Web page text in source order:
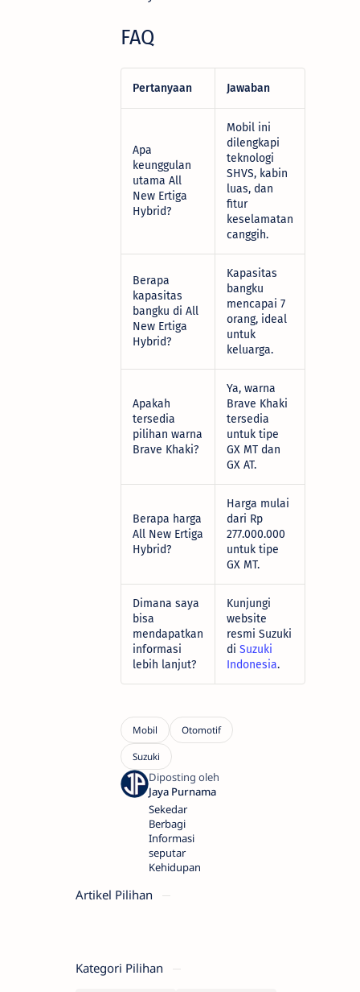
FAQ
Pertanyaan Jawaban
Apa
keunggulan
utama All
New Ertiga
Hybrid?
Mobil ini
dilengkapi
teknologi
SHVS, kabin
luas, dan
fitur
keselamatan
canggih.
Berapa
kapasitas
bangku di All
New Ertiga
Hybrid?
Kapasitas
bangku
mencapai 7
orang, ideal
untuk
keluarga.
Apakah
tersedia
pilihan warna
Brave Khaki?
Ya, warna
Brave Khaki
tersedia
untuk tipe
GX MT dan
GX AT.
Berapa harga
All New Ertiga
Hybrid?
Harga mulai
dari Rp
277.000.000
untuk tipe
GX MT.
Dimana saya
bisa
mendapatkan
informasi
lebih lanjut?
Kunjungi
website
resmi Suzuki
di Suzuki
Indonesia.
Sekedar
Berbagi
Informasi
seputar
Kehidupan
Artikel Pilihan
Kategori Pilihan